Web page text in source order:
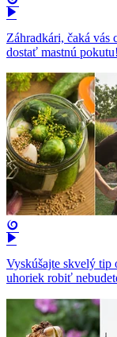
Záhradkári, čaká vás
dostať mastnú pokutu!
Vyskúšajte skvelý tip
uhoriek robiť